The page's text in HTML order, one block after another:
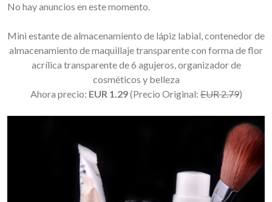
No hay anuncios en este momento.
Mini estante de almacenamiento de lápiz labial, contenedor de
almacenamiento de maquillaje transparente con forma de flor
acrílica transparente de 6 agujeros, organizador de
cosméticos y belleza
Ahora precio: EUR 1.29(Precio Original:EUR 2.79)